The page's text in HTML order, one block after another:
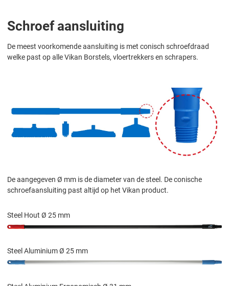
Schroef aansluiting
De meest voorkomende aansluiting is met conisch schroefdraad
welke past op alle Vikan Borstels, vloertrekkers en schrapers.
De aangegeven Ø mm is de diameter van de steel. De conische
schroefaansluiting past altijd op het Vikan product.
Steel Hout Ø 25 mm
Steel Aluminium Ø 25 mm